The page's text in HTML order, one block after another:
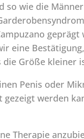
so wie die
eine
die Größe kleiner
Penis oder
werden
Therapie